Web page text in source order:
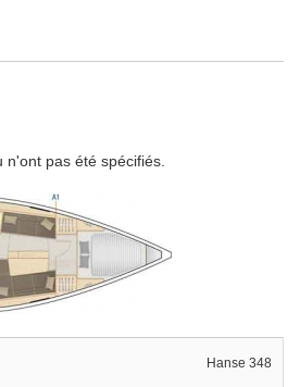
pas été spécifiés.
Hanse 348